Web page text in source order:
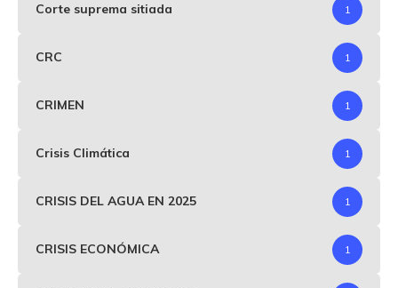
Corte suprema sitiada 1
CRC 1
CRIMEN 1
Crisis Climática 1
CRISIS DEL AGUA EN 2025 1
CRISIS ECONÓMICA 1